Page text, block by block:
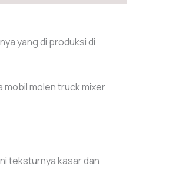
yang di produksi di
mobil molen truck mixer
teksturnya kasar dan